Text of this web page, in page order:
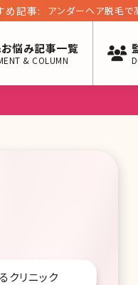
め記事: アンダーヘア脱毛で
悩み記事一覧
& COLUMN
クリニック